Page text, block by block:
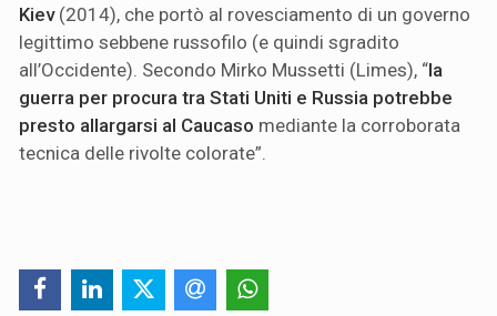
Kiev(2014), che portò al rovesciamento di un governo
legittimo sebbene russofilo (e quindi sgradito
all’Occidente). Secondo Mirko Mussetti (Limes), “la
guerra per procura tra Stati Uniti e Russia potrebbe
presto allargarsi al Caucaso mediante la corroborata
tecnica delle rivolte colorate”.